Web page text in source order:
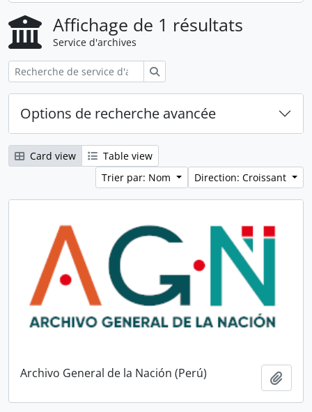
Affichage de 1 résultats
Service d'archives
Options de recherche avancée
Card view
Table view
Trier par: Nom
Direction: Croissant
Archivo General de la Nación (Perú)